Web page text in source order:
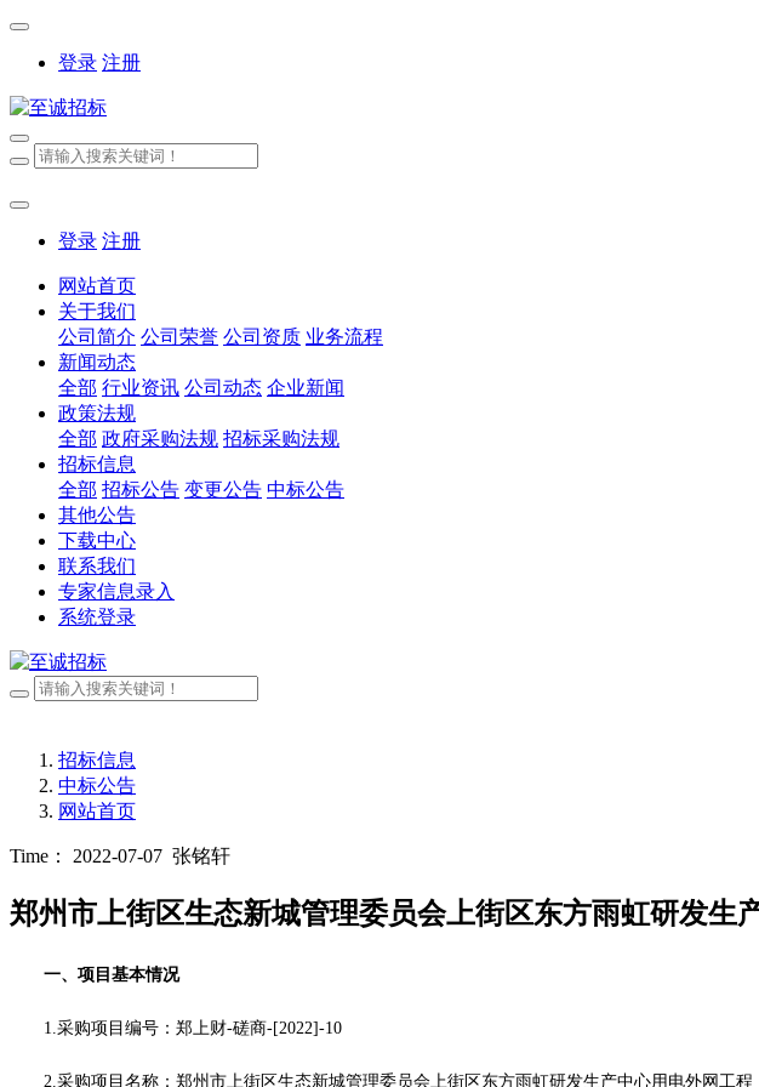
登录 注册
登录 注册
网站首页
关于我们
公司简介 公司荣誉 公司资质 业务流程
新闻动态
全部 行业资讯 公司动态 企业新闻
政策法规
全部 政府采购法规 招标采购法规
招标信息
全部 招标公告 变更公告 中标公告
其他公告
下载中心
联系我们
专家信息录入
系统登录
招标信息
中标公告
网站首页
Time： 2022-07-07 张铭轩
郑州市上街区生态新城管理委员会上街区东方雨虹研发生
一、项目基本情况
1.采购项目编号： 郑上财-磋商-[2022]-10
2.采购项目名称： 郑州市上街区生态新城管理委员会上街区东方雨虹研发生产中心用电外网工程